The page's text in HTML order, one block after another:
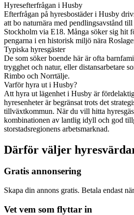
Hyresefterfrågan i Husby
Efterfrågan på hyresbostäder i Husby
att bo naturnära med pendlingsavstånd
Stockholm via E18. Många söker sig hit
pengarna i en historisk miljö nära
Typiska hyresgäster
De som söker boende här är ofta
trygghet och natur, eller distansarbetare
Rimbo och Norrtälje.
Varför hyra ut i Husby?
Att hyra ut lägenhet i Husby är
hyresenheter är begränsat trots det
tillväxtkommun. När du vill hitta
kombinationen av lantlig idyll och god
storstadsregionens arbetsmarknad.
Därför väljer
Gratis annonsering
Skapa din annons gratis. Betala endast
Vet vem som flyttar in